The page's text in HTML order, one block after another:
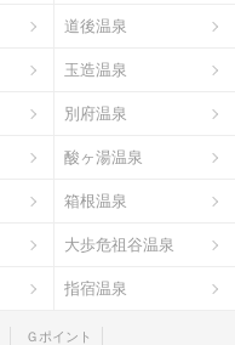
道後温泉
玉造温泉
別府温泉
酸ヶ湯温泉
箱根温泉
大歩危祖谷温泉
指宿温泉
Ｇポイント